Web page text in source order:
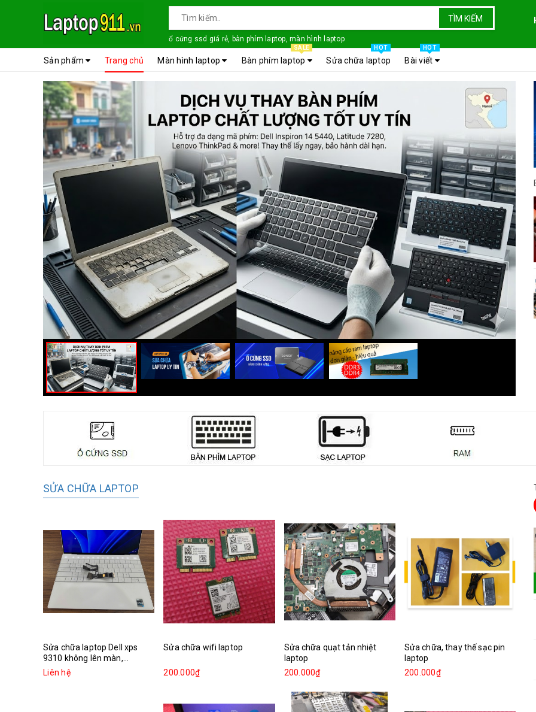
TÌM KIẾM
ổ cứng ssd giá rẻ, bàn phím laptop, màn hình laptop
Sản phẩm Trang chủ Màn hình laptop Bàn phím laptop
SALE
Sửa chữa laptop
HOT
Bài viết
HOT
SỬA CHỮA LAPTOP
Sửa chữa laptop Dell xps
9310 không lên màn,...
Liên hệ
Sửa chữa wifi laptop
200.000₫
Sửa chữa quạt tản nhiệt
laptop
200.000₫
Sửa chữa, thay thế sạc pin
laptop
200.000₫